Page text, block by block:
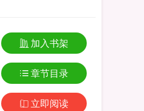
加入书架
章节目录
立即阅读